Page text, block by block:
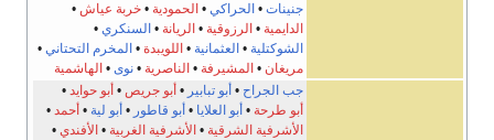
جنينات • الحراكي • الحمودية •خربة عياش •
الدايمية • الرزوقية • الريانة • السنكري •
الشوكتلية • العثمانية • اللويبدة • المخرم التحتاني •
مريغان • المشيرفة • الناصرية •نوى • الهاشمية
جب الجراح • أبو تبابير • أبو جريص • أبو حوايد •
أبو طرحة • أبو العلايا • أبو قاطور • أبو لية • أحمد •
الأشرفية الشرقية • الأشرفية الغربية • الأفندي •